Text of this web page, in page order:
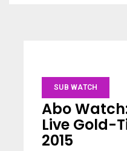
SUB WATCH
Abo
Live Gold-
2015